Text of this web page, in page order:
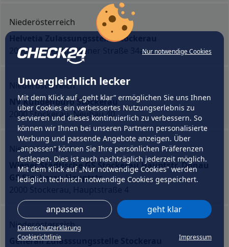
Nur notwendige Cookies
Unvergleichlich lecker
Mit dem Klick auf „geht klar” ermöglichen Sie uns Ihnen
über Cookies ein verbessertes Nutzungserlebnis zu
servieren und dieses kontinuierlich zu verbessern. So
können wir Ihnen bei unseren Partnern personalisierte
Werbung und passende Angebote anzeigen. Über
„anpassen” können Sie Ihre persönlichen Präferenzen
festlegen. Dies ist auch nachträglich jederzeit möglich.
Mit dem Klick auf „Nur notwendige Cookies” werden
lediglich technisch notwendige Cookies gespeichert.
anpassen geht klar
Datenschutzerklärung
Cookierichtlinie
Impressum
Niederösterreich
Helvetia Zulassungsstelle Stockerau
2000 Stockerau, Wiener Straße 34a
Niederösterreich
NV Kundenbüro Stockerau
2000 Stockerau, Neubau 40
Niederösterreich
Wiener Städtische GS Stockerau Hauptstr. Donau
GS Stockerau Hauptstr.
Niederösterreich
Generali Zulasssungsstelle Stockerau